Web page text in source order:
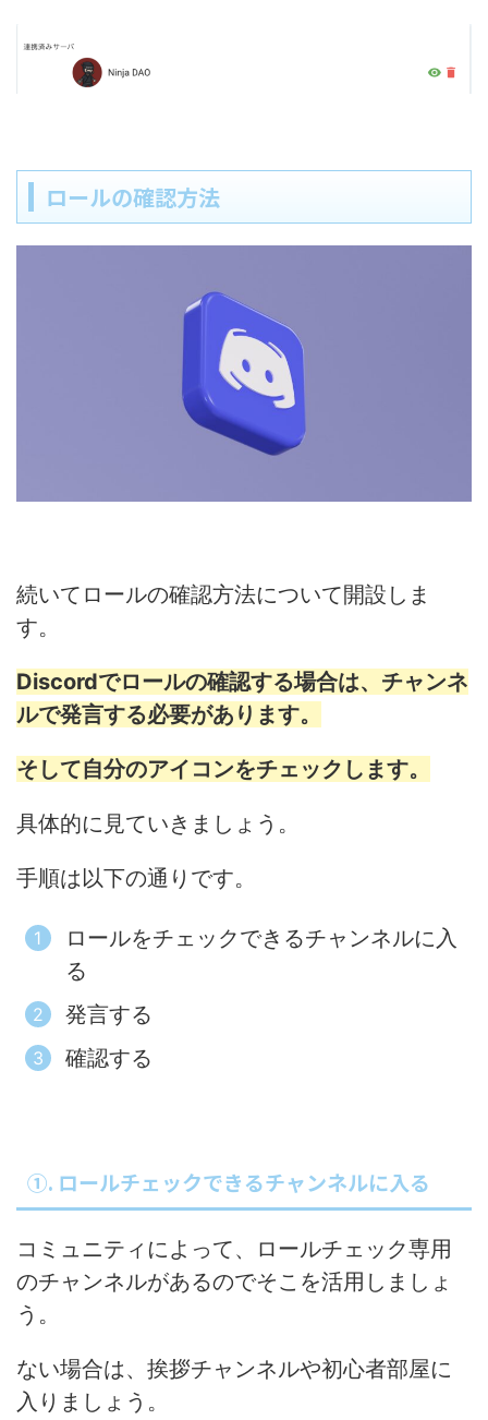
ロールの確認方法
続いてロールの確認方法について開設しま
す。
Discordでロールの確認する場合は、チャンネ
ルで発言する必要があります。
そして自分のアイコンをチェックします。
具体的に見ていきましょう。
手順は以下の通りです。
ロールをチェックできるチャンネルに入
る
発言する
確認する
①. ロールチェックできるチャンネルに入る
コミュニティによって、ロールチェック専用
のチャンネルがあるのでそこを活用しましょ
う。
ない場合は、挨拶チャンネルや初心者部屋に
入りましょう。